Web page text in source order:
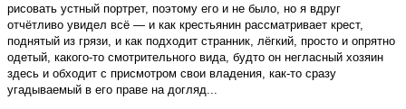
рисовать устный портрет, поэтому его и не было, но я вдруг
отчётливо увидел всё — и как крестьянин рассматривает крест,
поднятый из грязи, и как подходит странник, лёгкий, просто и опрятно
одетый, какого-то смотрительного вида, будто он негласный хозяин
здесь и обходит с присмотром свои владения, как-то сразу
угадываемый в его праве на догляд...